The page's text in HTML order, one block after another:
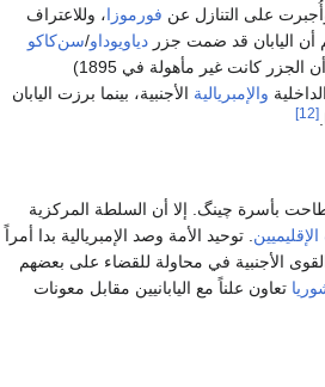
وأُجبرت على التنازل عن فورموزا، وللاعتراف
أن اليابان قد ضمت جزر دياويوداو/سن‌كاكو
في مطلع 1895 نتيجة انتصارها في تلك الحرب (اليابان تزعم أن الجزر كانت غير مأهولة في 1895)
والإمبريالية الأجنبية، بينما برزت اليابان
[12]
بأسرة چينگ. إلا أن السلطة المركزية
. توحيد الأمة وصد الإمبريالية بدا أمراً
الأجنبية في محاولة للقضاء على بعضهم
تعاون علناً مع اليابانيين مقابل معونات